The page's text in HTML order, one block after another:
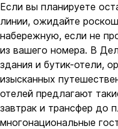
Если вы планируете
линии, ожидайте
набережную, если не
из вашего номера. В
здания и бутик-отели,
изысканных
отелей предлагают
завтрак и трансфер до
многонациональные